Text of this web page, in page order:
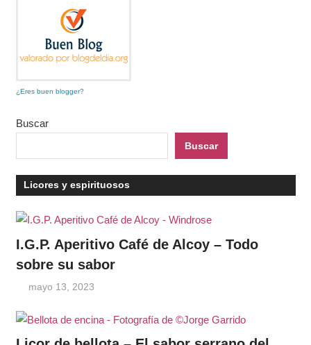
¿Eres buen blogger?
Buscar
Buscar
Licores y espirituosos
I.G.P. Aperitivo Café de Alcoy – Todo
sobre su sabor
mayo 13, 2023